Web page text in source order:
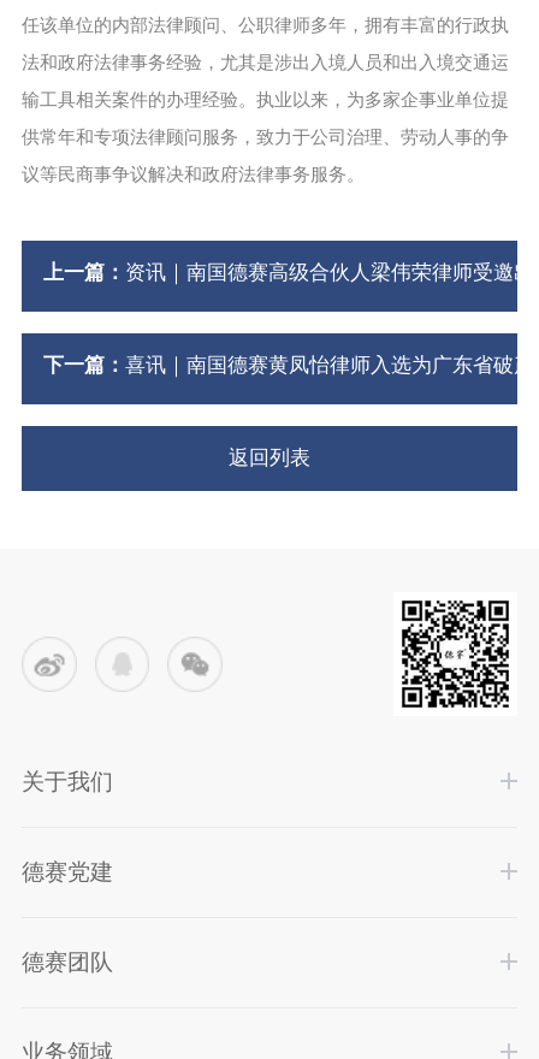
任该单位的内部法律顾问、公职律师多年，拥有丰富的行政执
法和政府法律事务经验，尤其是涉出入境人员和出入境交通运
输工具相关案件的办理经验。执业以来，为多家企事业单位提
供常年和专项法律顾问服务，致力于公司治理、劳动人事的争
议等民商事争议解决和政府法律事务服务。
上一篇： 资讯｜南国德赛高级合伙人梁伟荣律师受邀
下一篇： 喜讯｜南国德赛黄凤怡律师入选为广东省破
返回列表
关于我们
德赛党建
德赛团队
业务领域